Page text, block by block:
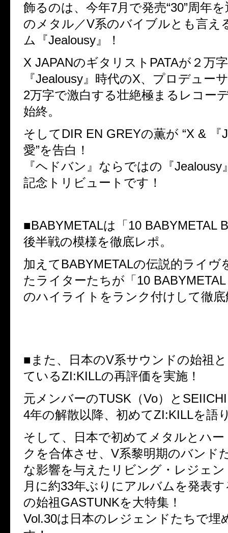
飾るのは、今年7月で発売“30”周年
のメタル／V系のバイブルとも言え
ム『Jealousy』！
X JAPANのギタリストPATAが２万
『Jealousy』時代のX、プロデュー
2万字で激白する壮絶極まるレコー
始終。
そしてDIR EN GREYの薫が “X & 『
愛”を告白！
『ヘドバン』ならではの『Jealousy
記念トリビュートです！
■BABYMETALは「10 BABYMETAL
後半戦の模様を徹底レポ。
加えてBABYMETALの伝説的ライヴ
たライターたちが「10
のハイライトをランク付けして徹
■また、日本のV系サウンドの始祖
ているZI:KILLの再評価を実施！
元メンバーのTUSK（Vo）と
4年の解散以降、初めてZI:KILLを語
そして、日本で初めてメタルとハ
クを合体させ、V系黎明期のバンド
な影響を与えたリビング・レジェ
月に約33年ぶりにアルバムを発表
の始祖GASTUNKを大特集！
Vol.30は日本のレジェンドたちで埋